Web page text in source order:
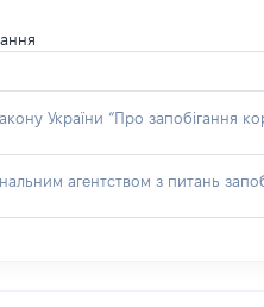
України “Про запобігання
агентством з питань